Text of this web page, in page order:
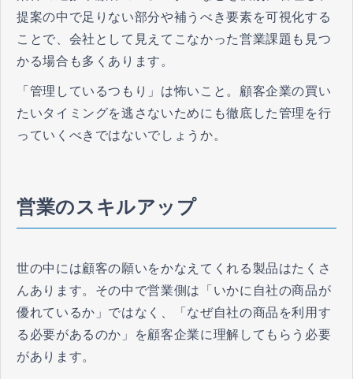
提案の中で足りない部分や補うべき要素を可視化する
ことで、会社として見えてこなかった営業課題も見つ
かる場合も多くあります。
「管理しているつもり」は怖いこと。顧客企業の買い
たいタイミングを逃さないためにも徹底した管理を行
っていくべきではないでしょうか。
営業のスキルアップ
世の中には顧客の願いをかなえてくれる製品はたくさ
んあります。その中で営業側は「いかに自社の商品が
優れているか」ではなく、「なぜ自社の商品を利用す
る必要があるのか」を顧客企業に理解してもらう必要
があります。